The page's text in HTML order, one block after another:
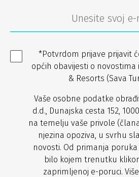
*Potvrdom prijave prijavit
općih obavijesti o novostima
& Resorts (Sava
Vaše osobne podatke
d.d., Dunajska cesta 152,
na temelju vaše privole
njezina opoziva, u svrhu
novosti. Od primanja
bilo kojem trenutku
zaprimljenoj e-poruci.